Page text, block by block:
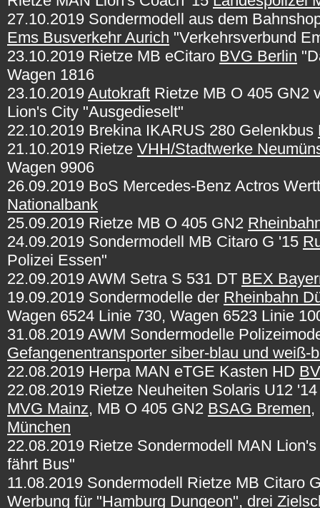
27.10.2019 Sondermodell aus dem
Ems Busverkehr Aurich "Verkehrsverbund
23.10.2019 Rietze MB eCitaro BVG Berlin
Wagen 1816
23.10.2019 Autokraft Rietze MB O 405 GN2
Lion's City "Ausgedieselt"
22.10.2019 Brekina IKARUS 280 Gelenkbus
21.10.2019 Rietze VHH/Stadtwerke
Wagen 9906
26.09.2019 BoS Mercedes-Benz Actros
Nationalbank
25.09.2019 Rietze MB O 405 GN2
24.09.2019 Sondermodell MB Citaro G '15
Polizei Essen"
22.09.2019 AWM Setra S 531 DT BEX
19.09.2019 Sondermodelle der Rheinbahn
Wagen 6524 Linie 730, Wagen 6523 Linie
31.08.2019 AWM Sondermodelle
Gefangenentransporter siber-blau und weiß-
22.08.2019 Herpa MAN eTGE Kasten HD
22.08.2019 Rietze Neuheiten Solaris U12
MVG Mainz, MB O 405 GN2 BSAG Bremen,
München
22.08.2019 Rietze Sondermodell MAN
fährt Bus"
11.08.2019 Sondermodell Rietze MB Citaro
Werbung für "Hamburg Dungeon", drei